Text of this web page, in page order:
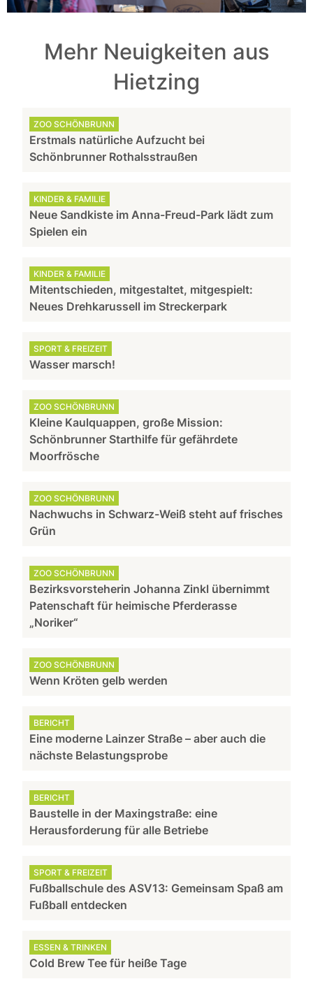
Mehr Neuigkeiten aus
Hietzing
ZOO SCHÖNBRUNN
Erstmals natürliche Aufzucht bei
Schönbrunner Rothalsstraußen
KINDER & FAMILIE
Neue Sandkiste im Anna-Freud-Park lädt zum
Spielen ein
KINDER & FAMILIE
Mitentschieden, mitgestaltet, mitgespielt:
Neues Drehkarussell im Streckerpark
SPORT & FREIZEIT
Wasser marsch!
ZOO SCHÖNBRUNN
Kleine Kaulquappen, große Mission:
Schönbrunner Starthilfe für gefährdete
Moorfrösche
ZOO SCHÖNBRUNN
Nachwuchs in Schwarz-Weiß steht auf frisches
Grün
ZOO SCHÖNBRUNN
Bezirksvorsteherin Johanna Zinkl übernimmt
Patenschaft für heimische Pferderasse
„Noriker“
ZOO SCHÖNBRUNN
Wenn Kröten gelb werden
BERICHT
Eine moderne Lainzer Straße – aber auch die
nächste Belastungsprobe
BERICHT
Baustelle in der Maxingstraße: eine
Herausforderung für alle Betriebe
SPORT & FREIZEIT
Fußballschule des ASV13: Gemeinsam Spaß am
Fußball entdecken
ESSEN & TRINKEN
Cold Brew Tee für heiße Tage